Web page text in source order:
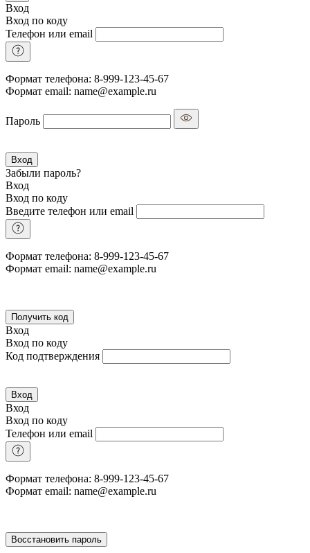
Вход
Вход по коду
Телефон или email
Формат телефона: 8-999-123-45-67
Формат email: name@example.ru
Пароль
Вход
Забыли пароль?
Вход
Вход по коду
Введите телефон или email
Формат телефона: 8-999-123-45-67
Формат email: name@example.ru
Получить код
Вход
Вход по коду
Код подтверждения
Вход
Вход
Вход по коду
Телефон или email
Формат телефона: 8-999-123-45-67
Формат email: name@example.ru
Восстановить пароль